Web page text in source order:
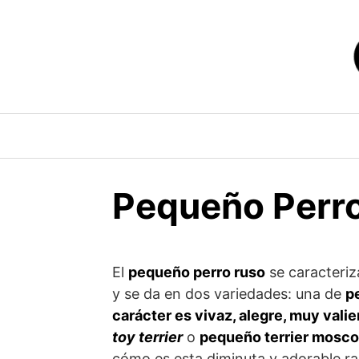
Pequeño
El pequeño perro ruso se
y se da en dos variedades: una de
carácter es vivaz, alegre, muy
toy terriero pequeño terrier